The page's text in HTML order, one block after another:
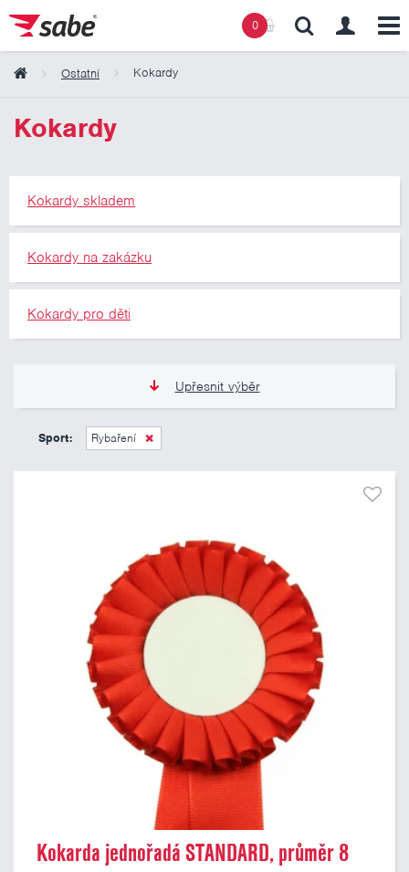
0
Ostatní Kokardy
Kokardy
Kokardy skladem
Kokardy na zakázku
Kokardy pro děti
Upřesnit výběr
45 Kč
Sport: Rybaření
Kokarda jednořadá STANDARD, průměr 8
Obsah košíku